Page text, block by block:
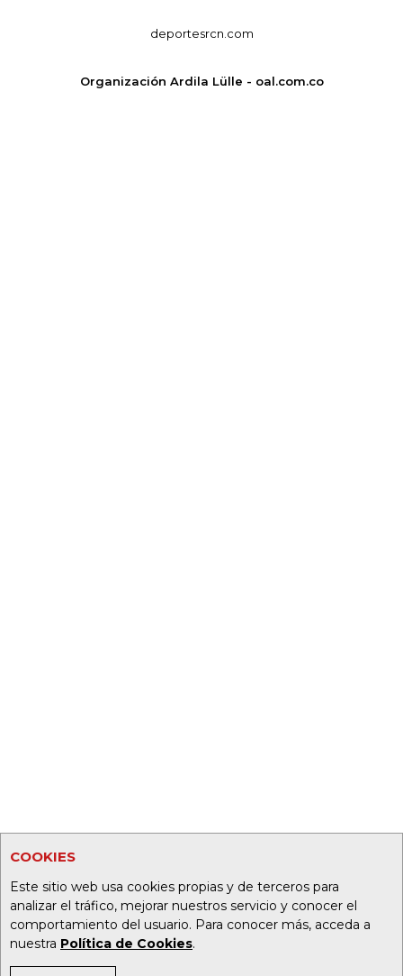
COOKIES
Este sitio web usa cookies propias y de terceros para
analizar el tráfico, mejorar nuestros servicio y conocer el
comportamiento del usuario. Para conocer más, acceda a
nuestra Política de Cookies.
deportesrcn.com
Organización Ardila Lülle - oal.com.co